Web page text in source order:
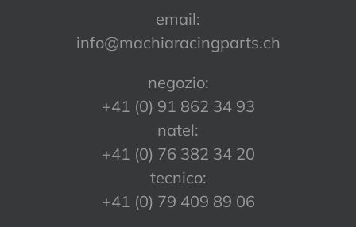
email:
info@machiaracingparts.ch
negozio:
+41 (0) 91 862 34 93
natel:
+41 (0) 76 382 34 20
tecnico:
+41 (0) 79 409 89 06